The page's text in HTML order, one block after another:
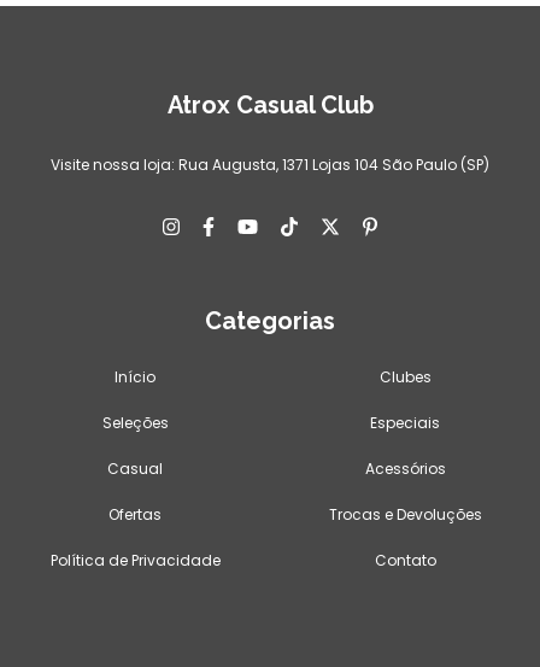
Atrox Casual Club
Visite nossa loja: Rua Augusta, 1371 Lojas 104 São Paulo (SP)
Categorias
Início Clubes
Seleções Especiais
Casual Acessórios
Ofertas Trocas e Devoluções
Política de Privacidade Contato